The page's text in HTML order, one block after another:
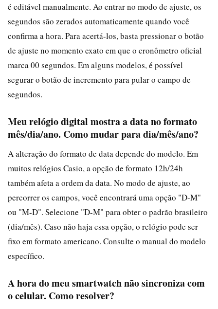
é editável manualmente. Ao entrar no modo de ajuste, os
segundos são zerados automaticamente quando você
confirma a hora. Para acertá-los, basta pressionar o botão
de ajuste no momento exato em que o cronômetro oficial
marca 00 segundos. Em alguns modelos, é possível
segurar o botão de incremento para pular o campo de
segundos.
Meu relógio digital mostra a data no formato
mês/dia/ano. Como mudar para dia/mês/ano?
A alteração do formato de data depende do modelo. Em
muitos relógios Casio, a opção de formato 12h/24h
também afeta a ordem da data. No modo de ajuste, ao
percorrer os campos, você encontrará uma opção "D-M"
ou "M-D". Selecione "D-M" para obter o padrão brasileiro
(dia/mês). Caso não haja essa opção, o relógio pode ser
fixo em formato americano. Consulte o manual do modelo
específico.
A hora do meu smartwatch não sincroniza com
o celular. Como resolver?